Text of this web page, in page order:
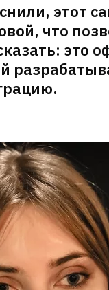
этот
что
это